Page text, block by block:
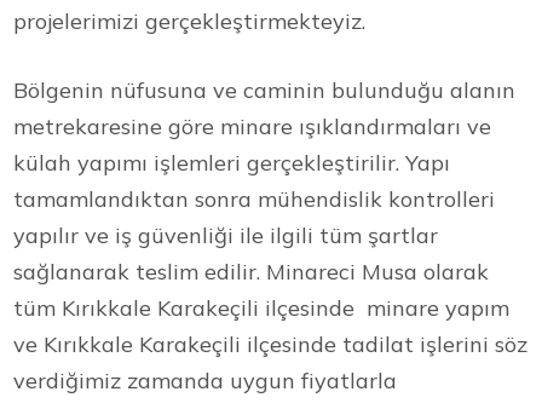
projelerimizi gerçekleştirmekteyiz.
Bölgenin nüfusuna ve caminin bulunduğu alanın
metrekaresine göre minare ışıklandırmaları ve
külah yapımı işlemleri gerçekleştirilir. Yapı
tamamlandıktan sonra mühendislik kontrolleri
yapılır ve iş güvenliği ile ilgili tüm şartlar
sağlanarak teslim edilir. Minareci Musa olarak
tüm Kırıkkale Karakeçili ilçesinde minare yapım
ve Kırıkkale Karakeçili ilçesinde tadilat işlerini söz
verdiğimiz zamanda uygun fiyatlarla